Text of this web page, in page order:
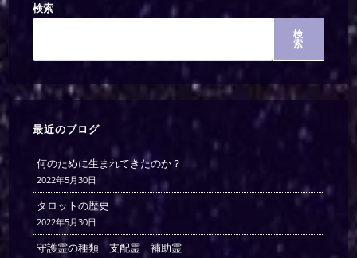
検索
検
索
最近のブログ
何のために生まれてきたのか？
2022年5月30日
タロットの歴史
2022年5月30日
守護霊の種類 支配霊 補助霊